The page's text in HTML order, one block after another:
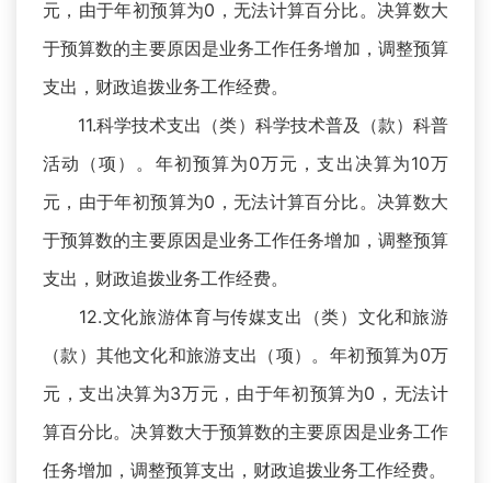
元，由于年初预算为0，无法计算百分比。决算数大
于预算数的主要原因是业务工作任务增加，调整预算
支出，财政追拨业务工作经费。
11.科学技术支出（类）科学技术普及（款）科普
活动（项）。年初预算为0万元，支出决算为10万
元，由于年初预算为0，无法计算百分比。决算数大
于预算数的主要原因是业务工作任务增加，调整预算
支出，财政追拨业务工作经费。
12.文化旅游体育与传媒支出（类）文化和旅游
（款）其他文化和旅游支出（项）。年初预算为0万
元，支出决算为3万元，由于年初预算为0，无法计
算百分比。决算数大于预算数的主要原因是业务工作
任务增加，调整预算支出，财政追拨业务工作经费。